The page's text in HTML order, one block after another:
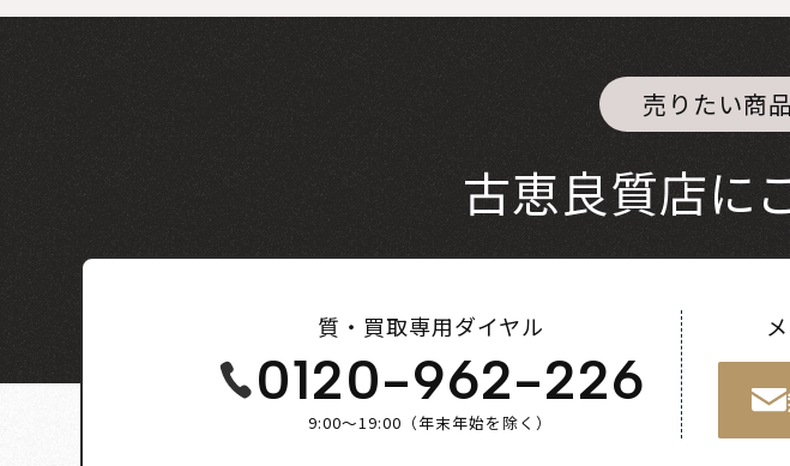
売りたい商
古恵良質店に
質・買取専用ダイヤル
0120-962-226
9:00～19:00（年末年始を除く）